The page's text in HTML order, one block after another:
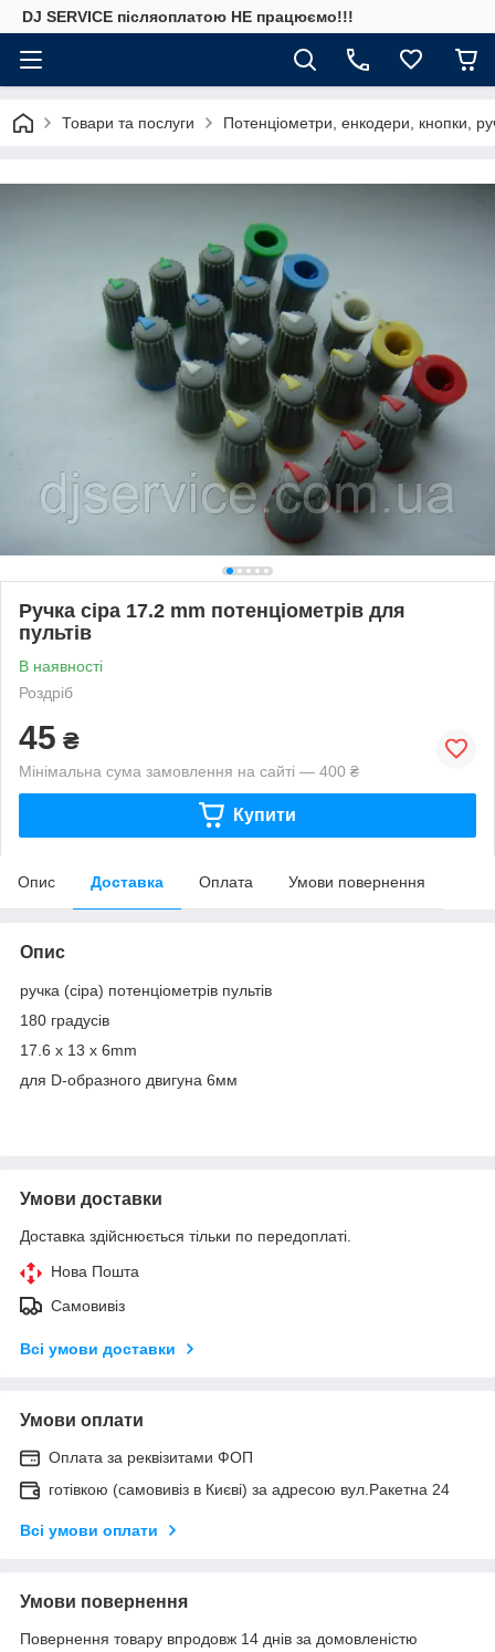
DJ SERVICE пiсляоплатою НЕ працюємо!!!
Товари та послуги Потенціометри, енкодери, кнопки,
Ручка сіра 17.2 mm потенціометрів для
пультів
В наявності
Роздріб
45 ₴
Мінімальна сума замовлення на сайті — 400 ₴
Купити
Опис Доставка Оплата Умови повернення
Опис
ручка (сіра) потенціометрів пультів
180 градусів
17.6 x 13 x 6mm
для D-образного двигуна 6мм
Умови доставки
Доставка здійснюється тільки по передоплаті.
Нова Пошта
Самовивіз
Всі умови доставки
Умови оплати
Оплата за реквізитами ФОП
готівкою (самовивіз в Києві) за адресою вул.Ракетна 24
Всі умови оплати
Умови повернення
Повернення товару впродовж 14 днів за домовленістю